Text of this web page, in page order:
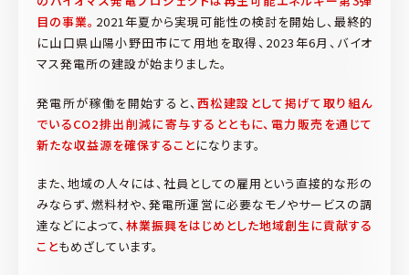
目の事業。 2021年夏から実現可能性の検討を開始し、最終的
に山口県山陽小野田市にて用地を取得、2023年6月、バイオ
マス発電所の建設が始まりました。
発電所が稼働を開始すると、西松建設として掲げて取り組ん
でいるCO2排出削減に寄与するとともに、電力販売を通じて
新たな収益源を確保することになります。
また、地域の人々には、社員としての雇用という直接的な形の
みならず、燃料材や、発電所運営に必要なモノやサービスの調
達などによって、林業振興をはじめとした地域創生に貢献する
こともめざしています。